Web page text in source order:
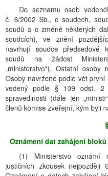
Do seznamu osob
č. 6/2002 Sb., o soudech,
soudů a o změně některých
soudcích), ve znění
navrhují soudce předsedové
soudů na žádost
„ministerstvo“). Ostatní osoby
Osoby navržené podle vět
vedený podle § 109 odst. 2
spravedlnosti (dále jen
členů komise zveřejní, kým byli
Oznámení dat zahájení
(1) Ministerstvo oznámí
justičních zkoušek